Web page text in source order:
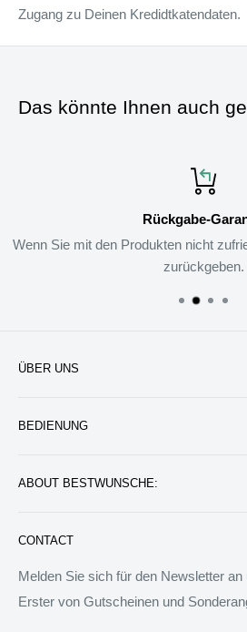
Zugang zu Deinen Kredidtkatendaten.
Das könnte Ihnen auch
Rückgabe-
Wenn Sie mit den Produkten nicht
zurückgeben.
ÜBER UNS
Datenschutzerklärung
Service & Verpflichtung
BEDIENUNG
Versand & Bearbeitung
CONTACT
Melden Sie sich für den Newsletter an
Erster von Gutscheinen und
ABOUT BESTWUNSCHE:
finden, die das Leben besser machen
allen Menschen auf der Welt
Wir sind bereit, jedem zu helfen, ein